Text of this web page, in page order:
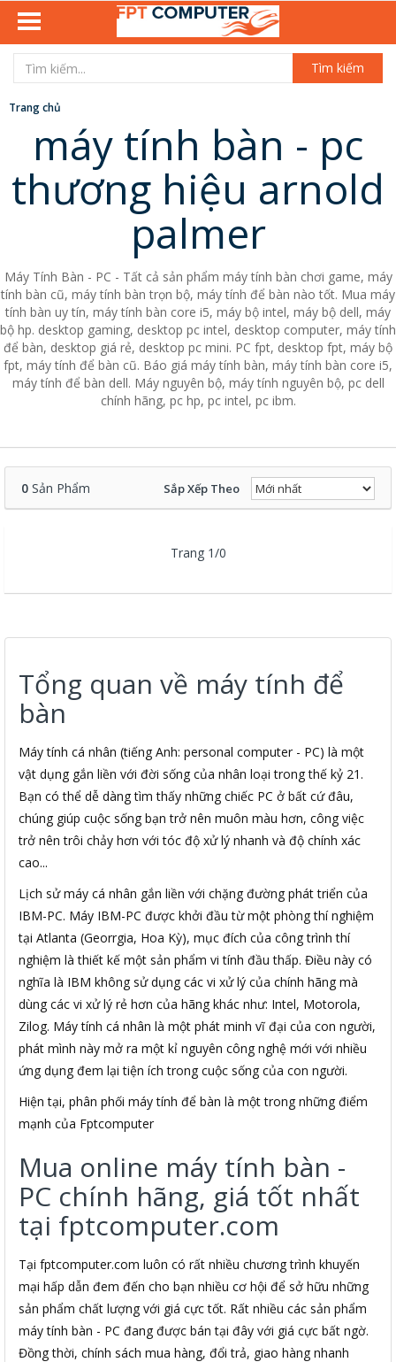
Tìm kiếm
Trang chủ
máy tính bàn - pc
thương hiệu arnold
palmer
Máy Tính Bàn - PC - Tất cả sản phẩm máy tính bàn chơi game, máy
tính bàn cũ, máy tính bàn trọn bộ, máy tính để bàn nào tốt. Mua máy
tính bàn uy tín, máy tính bàn core i5, máy bộ intel, máy bộ dell, máy
bộ hp. desktop gaming, desktop pc intel, desktop computer, máy tính
để bàn, desktop giá rẻ, desktop pc mini. PC fpt, desktop fpt, máy bộ
fpt, máy tính để bàn cũ. Báo giá máy tính bàn, máy tính bàn core i5,
máy tính để bàn dell. Máy nguyên bộ, máy tính nguyên bộ, pc dell
chính hãng, pc hp, pc intel, pc ibm.
0 Sản Phẩm Sắp Xếp Theo
Trang 1/0
Tổng quan về máy tính để
bàn
Máy tính cá nhân (tiếng Anh: personal computer - PC) là một
vật dụng gắn liền với đời sống của nhân loại trong thế kỷ 21.
Bạn có thể dễ dàng tìm thấy những chiếc PC ở bất cứ đâu,
chúng giúp cuộc sống bạn trở nên muôn màu hơn, công việc
trở nên trôi chảy hơn với tóc độ xử lý nhanh và độ chính xác
cao...
Lịch sử máy cá nhân gắn liền với chặng đường phát triển của
IBM-PC. Máy IBM-PC được khởi đầu từ một phòng thí nghiệm
tại Atlanta (Georrgia, Hoa Kỳ), mục đích của công trình thí
nghiệm là thiết kế một sản phẩm vi tính đầu thấp. Điều này có
nghĩa là IBM không sử dụng các vi xử lý của chính hãng mà
dùng các vi xử lý rẻ hơn của hãng khác như: Intel, Motorola,
Zilog. Máy tính cá nhân là một phát minh vĩ đại của con người,
phát mình này mở ra một kỉ nguyên công nghệ mới với nhiều
ứng dụng đem lại tiện ích trong cuộc sống của con người.
Hiện tại, phân phối máy tính để bàn là một trong những điểm
mạnh của Fptcomputer
Mua online máy tính bàn -
PC chính hãng, giá tốt nhất
tại fptcomputer.com
Tại fptcomputer.com luôn có rất nhiều chương trình khuyến
mại hấp dẫn đem đến cho bạn nhiều cơ hội để sở hữu những
sản phẩm chất lượng với giá cực tốt. Rất nhiều các sản phẩm
máy tính bàn - PC đang được bán tại đây với giá cực bất ngờ.
Đồng thời, chính sách mua hàng, đổi trả, giao hàng nhanh